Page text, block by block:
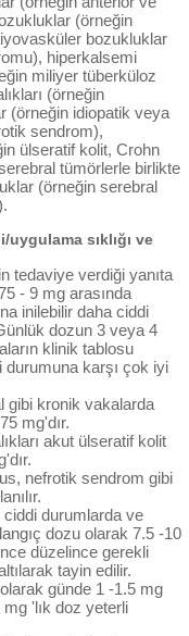
(örneğin
bozukluklar
hiperkalsemi
miliyer tüberküloz
(örneğin
(örneğin idiopatik veya
sendrom),
ülseratif kolit, Crohn
tümörlerle birlikte
(örneğin serebral
sıklığı ve
tedaviye verdiği yanıta
- 9 mg arasında
inilebilir daha ciddi
dozun 3 veya 4
klinik tablosu
durumuna karşı çok iyi
gibi kronik vakalarda
mg'dır.
akut ülseratif kolit
nefrotik sendrom gibi
durumlarda ve
dozu olarak 7.5 -10
düzelince gerekli
tayin edilir.
günde 1 -1.5 mg
'lık doz yeterli